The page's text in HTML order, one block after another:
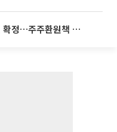
SK하이닉스, 분기배당 375원 확정…주주환원책 9월로 앞당겨 발표